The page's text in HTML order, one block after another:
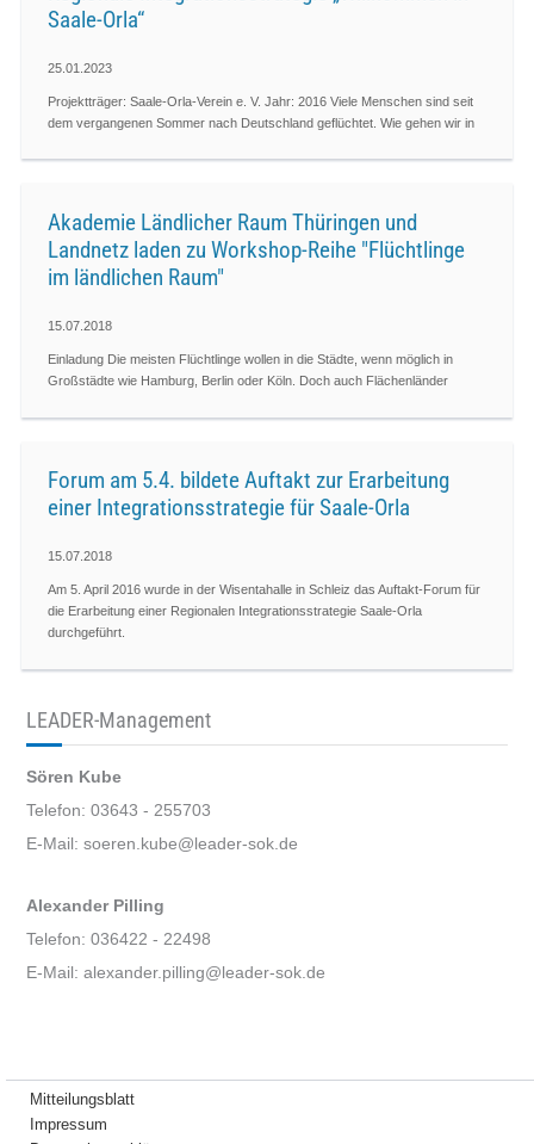
Saale-Orla“
25.01.2023
Projektträger: Saale-Orla-Verein e. V. Jahr: 2016 Viele Menschen sind seit
dem vergangenen Sommer nach Deutschland geflüchtet. Wie gehen wir in
Akademie Ländlicher Raum Thüringen und
Landnetz laden zu Workshop-Reihe "Flüchtlinge
im ländlichen Raum"
15.07.2018
Einladung Die meisten Flüchtlinge wollen in die Städte, wenn möglich in
Großstädte wie Hamburg, Berlin oder Köln. Doch auch Flächenländer
Forum am 5.4. bildete Auftakt zur Erarbeitung
einer Integrationsstrategie für Saale-Orla
15.07.2018
Am 5. April 2016 wurde in der Wisentahalle in Schleiz das Auftakt-Forum für
die Erarbeitung einer Regionalen Integrationsstrategie Saale-Orla
durchgeführt.
LEADER-Management
Sören Kube
Telefon: 03643 - 255703
E-Mail: soeren.kube@leader-sok.de
Alexander Pilling
Telefon: 036422 - 22498
E-Mail: alexander.pilling@leader-sok.de
Mitteilungsblatt
Impressum